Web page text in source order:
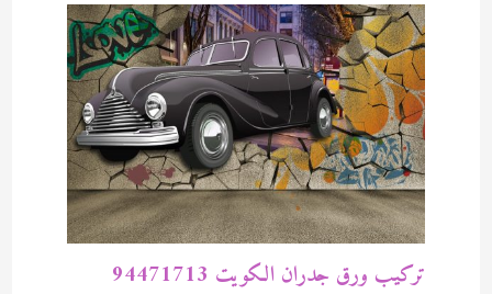
تركيب ورق جدران الكويت 94471713